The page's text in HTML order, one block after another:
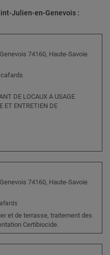
Julien-en-Genevois :
74160, Haute-Savoie
DE LOCAUX A USAGE
ET ENTRETIEN DE
74160, Haute-Savoie
et de terrasse, traitement des
Certibiocide.